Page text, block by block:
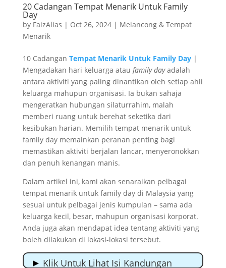
20 Cadangan Tempat Menarik Untuk Family
Day
by FaizAlias | Oct 26, 2024| Melancong & Tempat
Menarik
10 Cadangan Tempat Menarik Untuk Family Day|
Mengadakan hari keluarga atau family dayadalah
antara aktiviti yang paling dinantikan oleh setiap ahli
keluarga mahupun organisasi. Ia bukan sahaja
mengeratkan hubungan silaturrahim, malah
memberi ruang untuk berehat seketika dari
kesibukan harian. Memilih tempat menarik untuk
family day memainkan peranan penting bagi
memastikan aktiviti berjalan lancar, menyeronokkan
dan penuh kenangan manis.
Dalam artikel ini, kami akan senaraikan pelbagai
tempat menarik untuk family day di Malaysia yang
sesuai untuk pelbagai jenis kumpulan – sama ada
keluarga kecil, besar, mahupun organisasi korporat.
Anda juga akan mendapat idea tentang aktiviti yang
boleh dilakukan di lokasi-lokasi tersebut.
Klik Untuk Lihat Isi Kandungan